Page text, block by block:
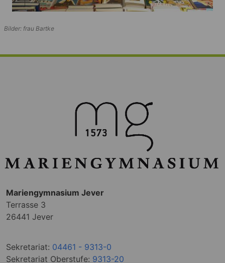
Bilder: frau Bartke
Mariengymnasium Jever
Terrasse 3
26441 Jever
Sekretariat: 04461 - 9313-0
Sekretariat Oberstufe: 9313-20